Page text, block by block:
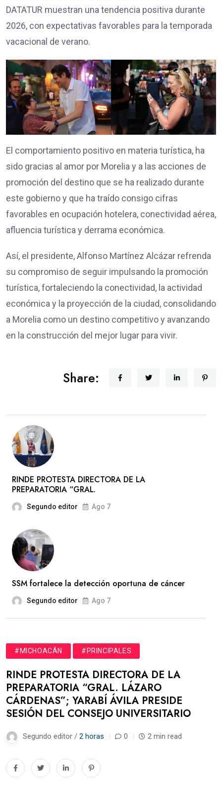
DATATUR muestran una tendencia positiva durante
2026, con expectativas favorables para la temporada
vacacional de verano.
El comportamiento positivo en materia turística, ha
sido gracias al amor por Morelia y a las acciones de
promoción del destino que se ha realizado durante
este gobierno y que ha traído consigo cifras
favorables en ocupación hotelera, conectividad aérea,
afluencia turística y derrama económica.
Así, el presidente, Alfonso Martínez Alcázar refrenda
su compromiso de seguir impulsando la promoción
turística, fortaleciendo la conectividad, la actividad
económica y la proyección de la ciudad, consolidando
a Morelia como un destino competitivo y avanzando
en la construcción del mejor lugar para vivir.
Share:
RINDE PROTESTA DIRECTORA DE LA
PREPARATORIA “GRAL.
Segundo editor Ago 7
SSM fortalece la detección oportuna de cáncer
Segundo editor Ago 7
#MICHOACÁN #PRINCIPALES
RINDE PROTESTA DIRECTORA DE LA
PREPARATORIA “GRAL. LÁZARO
CÁRDENAS”; YARABÍ ÁVILA PRESIDE
SESIÓN DEL CONSEJO UNIVERSITARIO
Segundo editor / 2 horas 0 2 min read